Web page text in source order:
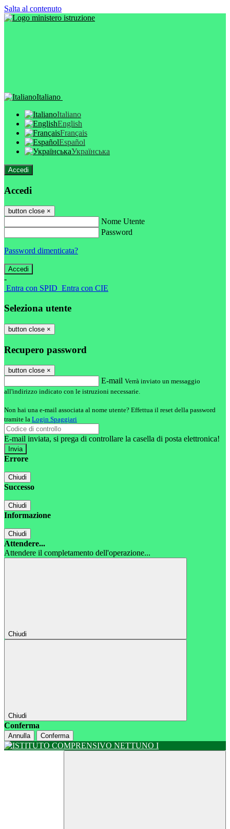
Salta al contenuto
Italiano
Italiano
English
Français
Español
Українська
Accedi
Accedi
button close ×
Nome Utente
Password
Password dimenticata?
-
Entra con SPID Entra con CIE
Seleziona utente
button close ×
Recupero password
button close ×
E-mail Verrà inviato un messaggio
all'indirizzo indicato con le istruzioni necessarie.
Non hai una e-mail associata al nome utente? Effettua il reset della password
tramite la Login Spaggiari
E-mail inviata, si prega di controllare la casella di posta elettronica!
Errore
Chiudi
Successo
Chiudi
Informazione
Chiudi
Attendere...
Attendere il completamento dell'operazione...
Chiudi
Chiudi
Conferma
Annulla Conferma